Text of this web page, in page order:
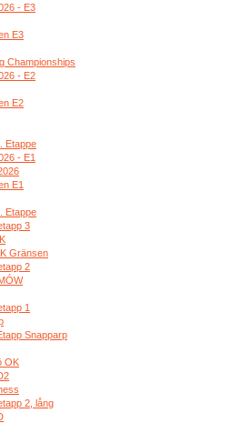
- E3
E3
Championships
- E2
E2
Etappe
- E1
E1
Etappe
3
Gränsen
2
1
Snapparp
OK
2, lång